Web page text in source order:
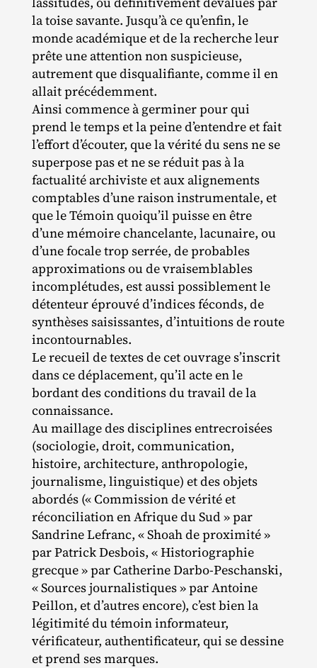
la toise savante. Jusqu’à ce qu’enfin, le
monde académique et de la recherche leur
prête une attention non suspicieuse,
autrement que disqualifiante, comme il en
allait précédemment.
Ainsi commence à germiner pour qui
prend le temps et la peine d’entendre et fait
l’effort d’écouter, que la vérité du sens ne se
superpose pas et ne se réduit pas à la
factualité archiviste et aux alignements
comptables d’une raison instrumentale, et
que le Témoin quoiqu’il puisse en être
d’une mémoire chancelante, lacunaire, ou
d’une focale trop serrée, de probables
approximations ou de vraisemblables
incomplétudes, est aussi possiblement le
détenteur éprouvé d’indices féconds, de
synthèses saisissantes, d’intuitions de route
incontournables.
Le recueil de textes de cet ouvrage s’inscrit
dans ce déplacement, qu’il acte en le
bordant des conditions du travail de la
connaissance.
Au maillage des disciplines entrecroisées
(sociologie, droit, communication,
histoire, architecture, anthropologie,
journalisme, linguistique) et des objets
abordés (« Commission de vérité et
réconciliation en Afrique du Sud » par
Sandrine Lefranc, « Shoah de proximité »
par Patrick Desbois, « Historiographie
grecque » par Catherine Darbo‐​Peschanski,
« Sources journalistiques » par Antoine
Peillon, et d’autres encore), c’est bien la
légitimité du témoin informateur,
vérificateur, authentificateur, qui se dessine
et prend ses marques.